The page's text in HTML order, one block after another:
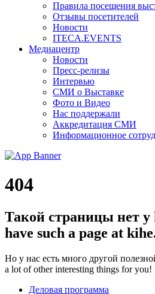
Правила посещения
Отзывы посетителей
Новости
ITECA.EVENTS
Медиацентр
Новости
Пресс-релизы
Интервью
СМИ о Выставке
Фото и Видео
Нас поддержали
Аккредитация СМИ
Информационное
404
Такой страницы нет у
have such a page at
Но у нас есть много другой
a lot of other interesting things for you!
Деловая программа